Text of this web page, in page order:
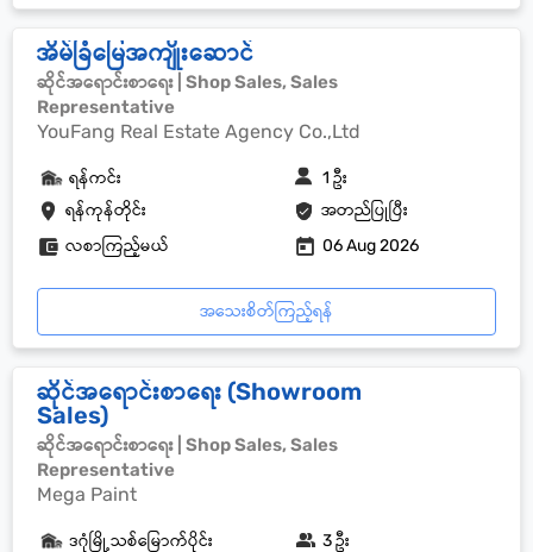
အိမ်ခြံမြေအကျိုးဆောင်
ဆိုင်အရောင်းစာရေး | Shop Sales, Sales
Representative
YouFang Real Estate Agency Co.,Ltd
ရန်ကုန်တိုင်း အတည်ပြုပြီး
ရန်ကင်း 1 ဦး
လစာကြည့်မယ် 06 Aug 2026
အသေးစိတ်ကြည့်ရန်
ဆိုင်အရောင်းစာရေး (Showroom
Sales)
ဆိုင်အရောင်းစာရေး | Shop Sales, Sales
Representative
Mega Paint
ဒဂုံမြို့သစ်မြောက်ပိုင်း 3 ဦး